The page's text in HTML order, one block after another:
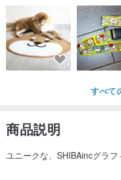
すべて
商品説明
ユニークな、SHIBAincグラフ